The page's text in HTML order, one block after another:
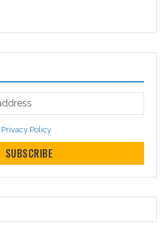
Privacy Policy
SUBSCRIBE